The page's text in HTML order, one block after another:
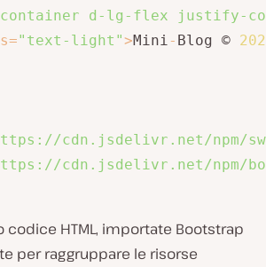
d-lg-flex justify-
="text-light">Mini - Blog ©
cdn.jsdelivr.net/npm/
cdn.jsdelivr.net/npm/
codice HTML, importate Bootstrap
per raggruppare le risorse